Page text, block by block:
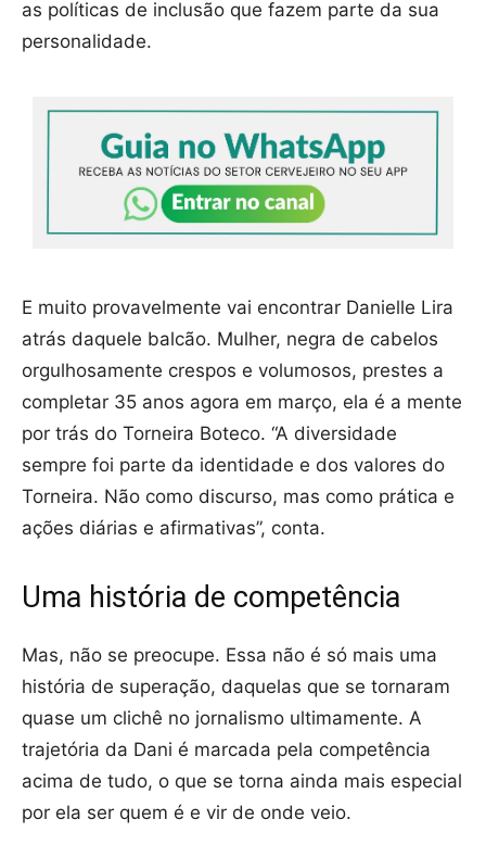
as políticas de inclusão que fazem parte da sua
personalidade.
E muito provavelmente vai encontrar Danielle Lira
atrás daquele balcão. Mulher, negra de cabelos
orgulhosamente crespos e volumosos, prestes a
completar 35 anos agora em março, ela é a mente
por trás do Torneira Boteco. “A diversidade
sempre foi parte da identidade e dos valores do
Torneira. Não como discurso, mas como prática e
ações diárias e afirmativas”, conta.
Uma história de competência
Mas, não se preocupe. Essa não é só mais uma
história de superação, daquelas que se tornaram
quase um clichê no jornalismo ultimamente. A
trajetória da Dani é marcada pela competência
acima de tudo, o que se torna ainda mais especial
por ela ser quem é e vir de onde veio.